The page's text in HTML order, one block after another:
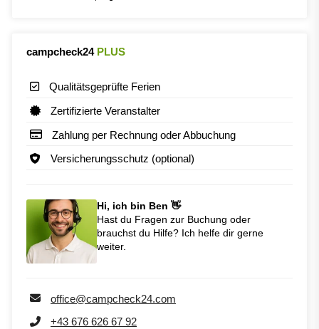
campcheck24 PLUS
Qualitätsgeprüfte Ferien
Zertifizierte Veranstalter
Zahlung per Rechnung oder Abbuchung
Versicherungsschutz (optional)
Hi, ich bin Ben 👋
Hast du Fragen zur Buchung oder
brauchst du Hilfe? Ich helfe dir gerne
weiter.
office@campcheck24.com
+43 676 626 67 92